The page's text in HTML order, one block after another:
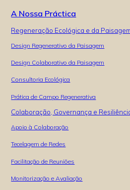
A Nossa Práctica
Regeneração Ecológica e da
Design Regenerativo da Paisagem
Design Colaborativo da Paisagem
Consultoria Ecológica
Prática de Campo Regenerativa
Colaboração, Governança e
Apoio à Colaboração
Tecelagem de Redes
Facilitação de Reuniões
Monitorização e Avaliação